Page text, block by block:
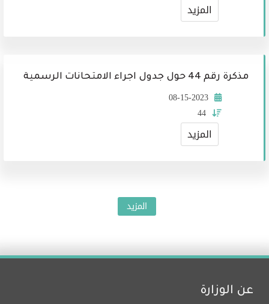
المزيد
مذكرة رقم 44 حول جدول اجراء الامتحانات الرسمية
08-15-2023
44
المزيد
المزيد
عن الوزارة